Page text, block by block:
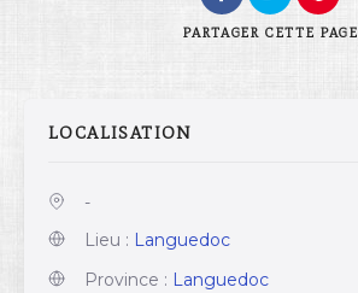
PARTAGER CETTE PAGE
LOCALISATION
-
Lieu : Languedoc
Province : Languedoc